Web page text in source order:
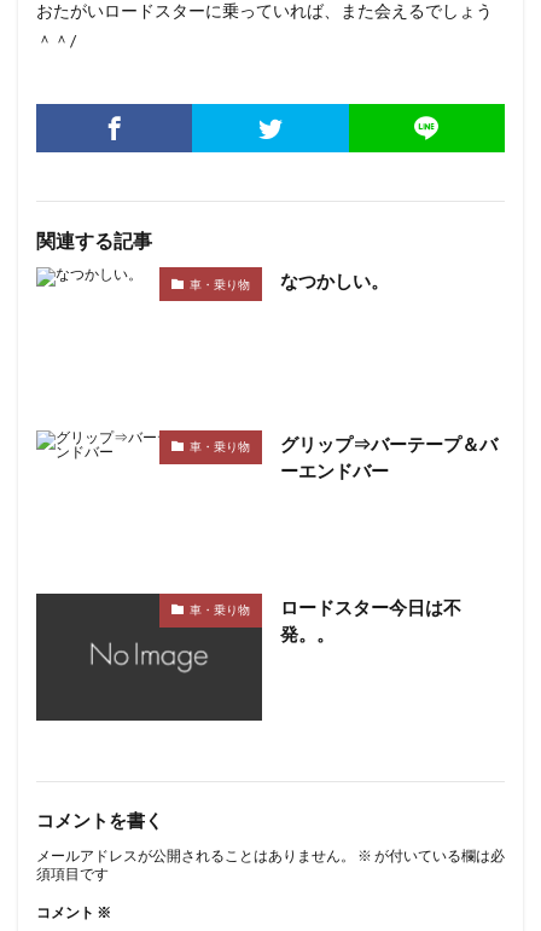
おたがいロードスターに乗っていれば、また会えるでしょう
＾＾/
関連する記事
車・乗り物 なつかしい。
車・乗り物
グリップ⇒バーテープ＆バ
ーエンドバー
車・乗り物
ロードスター今日は不
発。。
コメントを書く
メールアドレスが公開されることはありません。 ※ が付いている欄は必
須項目です
コメント ※